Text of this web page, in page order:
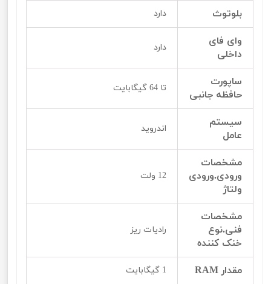
بلوتوث دارد
وای فای
داخلی
دارد
ساپورت
حافظه جانبی
تا 64 گیگابایت
سیستم
عامل‌‌‌‌
اندروید
مشخصات
ورودی.ورودی
ولتاژ
12 ولت
مشخصات
فنی.نوع
خنک کننده
رادیات ریز
مقدار RAM 1 گیگابایت